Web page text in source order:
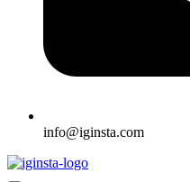
info@iginsta.com